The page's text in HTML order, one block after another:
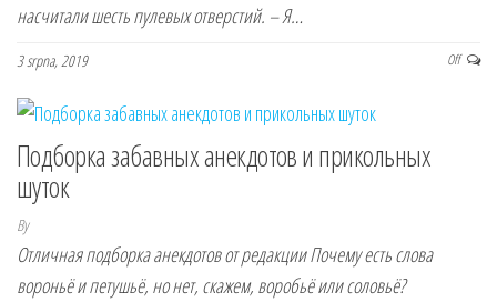
насчитали шесть пулевых отверстий. – Я…
3 srpna, 2019 Off
Подборка забавных анекдотов и прикольных
шуток
By
Отличная подборка анекдотов от редакции Почему есть слова
вороньё и петушьё, но нет, скажем, воробьё или соловьё?